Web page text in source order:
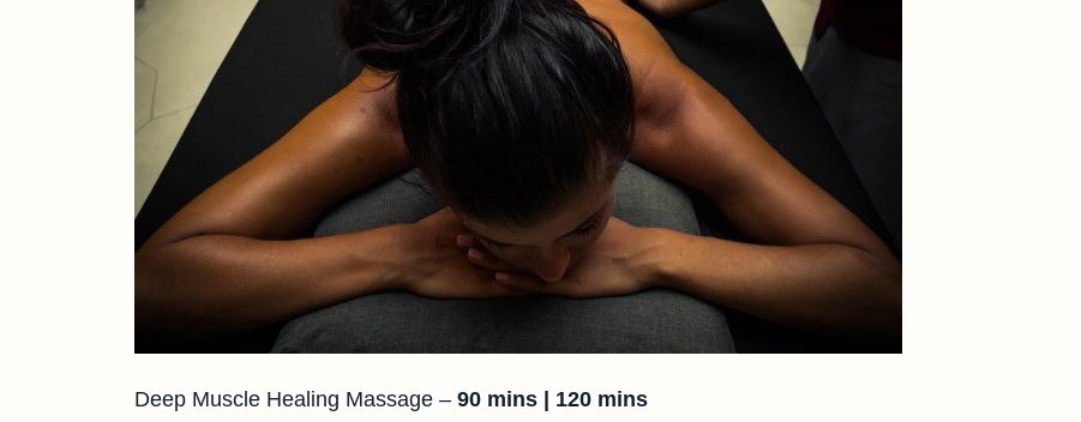
Deep Muscle Healing Massage – 90 mins | 120 mins